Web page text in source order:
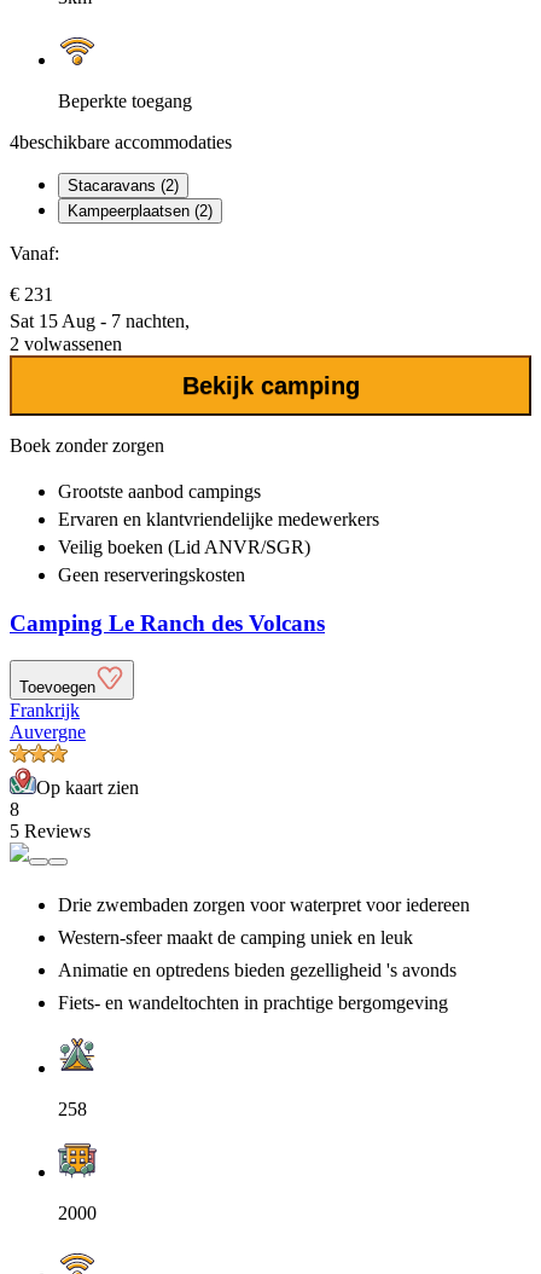
Beperkte toegang
4beschikbare accommodaties
Stacaravans (2)
Kampeerplaatsen (2)
Vanaf:
€ 231
Sat 15 Aug - 7 nachten,
2 volwassenen
Bekijk camping
Boek zonder zorgen
Grootste aanbod campings
Ervaren en klantvriendelijke medewerkers
Veilig boeken (Lid ANVR/SGR)
Geen reserveringskosten
Camping Le Ranch des Volcans
Toevoegen
Frankrijk
Auvergne
Op kaart zien
8
5 Reviews
Drie zwembaden zorgen voor waterpret voor iedereen
Western-sfeer maakt de camping uniek en leuk
Animatie en optredens bieden gezelligheid 's avonds
Fiets- en wandeltochten in prachtige bergomgeving
258
2000